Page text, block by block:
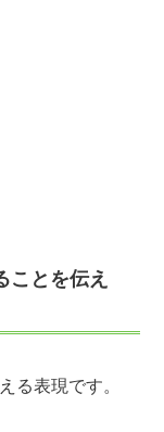
ことを伝え
る表現です。